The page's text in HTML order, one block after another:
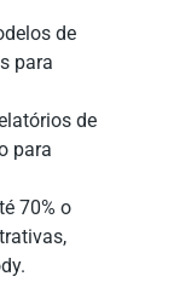
de
para
de
para
70% o